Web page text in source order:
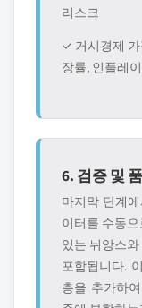
리스크
✓ 거시경제 가
장률, 인플레
6. 검증 및
마지막 단계
이터를 수동
있는 뉘앙스
포함됩니다.
층을 추가하